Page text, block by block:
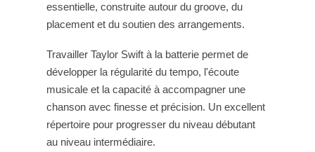
essentielle, construite autour du groove, du
placement et du soutien des arrangements.
Travailler Taylor Swift à la batterie permet de
développer la régularité du tempo, l'écoute
musicale et la capacité à accompagner une
chanson avec finesse et précision. Un excellent
répertoire pour progresser du niveau débutant
au niveau intermédiaire.